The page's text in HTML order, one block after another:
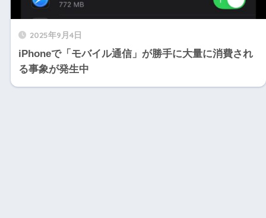
2025年9月4日
iPhoneで「モバイル通信」が勝手に大量に消費され
る事象が発生中